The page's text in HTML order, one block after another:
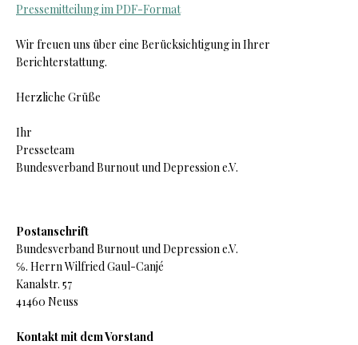
Pressemitteilung im PDF-Format
Wir freuen uns über eine Berücksichtigung in Ihrer
Berichterstattung.
Herzliche Grüße
Ihr
Presseteam
Bundesverband Burnout und Depression e.V.
Postanschrift
Bundesverband Burnout und Depression e.V.
℅. Herrn Wilfried Gaul-Canjé
Kanalstr. 57
41460 Neuss
Kontakt mit dem Vorstand